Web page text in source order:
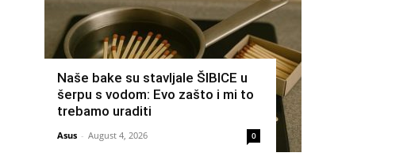
Naše bake su stavljale ŠIBICE u
šerpu s vodom: Evo zašto i mi to
trebamo uraditi
Asus - August 4, 2026 0